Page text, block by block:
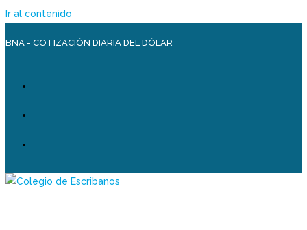
Ir al contenido
BNA - COTIZACIÓN DIARIA DEL DÓLAR